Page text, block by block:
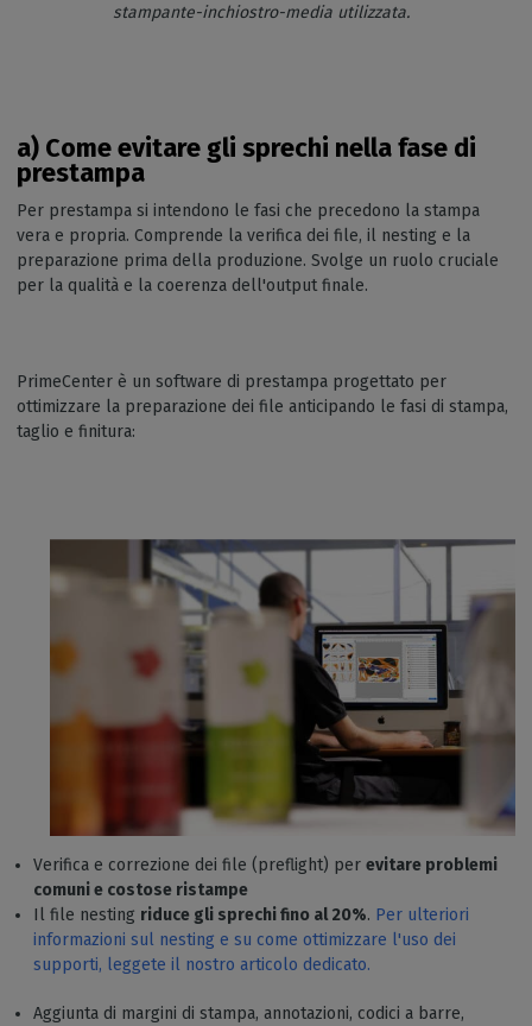
stampante-inchiostro-media utilizzata.
a) Come evitare gli sprechi nella fase di
prestampa
Per prestampa si intendono le fasi che precedono la stampa
vera e propria. Comprende la verifica dei file, il nesting e la
preparazione prima della produzione. Svolge un ruolo cruciale
per la qualità e la coerenza dell'output finale.
PrimeCenter è un software di prestampa progettato per
ottimizzare la preparazione dei file anticipando le fasi di stampa,
taglio e finitura:
Verifica e correzione dei file (preflight) per evitare problemi
comuni e costose ristampe
Il file nesting riduce gli sprechi fino al 20%. Per ulteriori
informazioni sul nesting e su come ottimizzare l'uso dei
supporti, leggete il nostro articolo dedicato.
Aggiunta di margini di stampa, annotazioni, codici a barre,